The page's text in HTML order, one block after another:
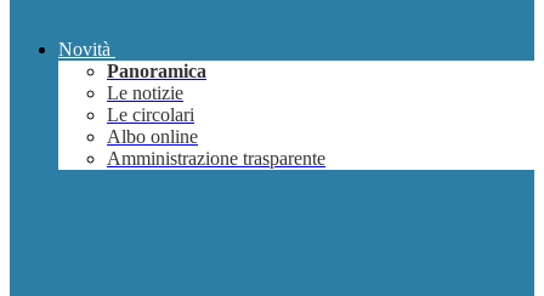
Novità
Panoramica
Le notizie
Le circolari
Albo online
Amministrazione trasparente